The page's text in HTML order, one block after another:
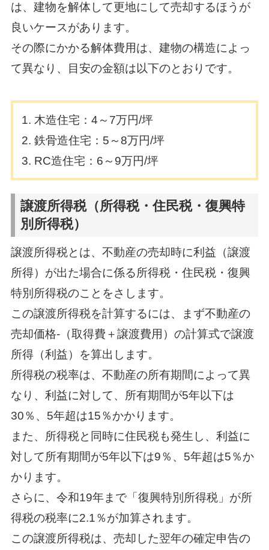
は、建物を解体して更地にして売却するほうが
良いケースがあります。
その際にかかる解体費用は、建物の構造によっ
て異なり、目安の金額は以下のとおりです。
木造住宅：4～7万円/坪
鉄骨造住宅：5～8万円/坪
RC造住宅：6～9万円/坪
譲渡所得税（所得税・住民税・復興特
別所得税）
譲渡所得税とは、不動産の売却時に利益（譲渡
所得）が出た場合に係る所得税・住民税・復興
特別所得税のことをさします。
この譲渡所得税を計算するには、まず不動産の
売却価格-（取得費＋譲渡費用）の計算式で譲渡
所得（利益）を算出します。
所得税の税率は、不動産の所有期間によって異
なり、利益に対して、所有期間が5年以下は
30％、5年超は15％かかります。
また、所得税と同時に住民税も発生し、利益に
対して所有期間が5年以下は9％、5年超は5％か
かります。
さらに、令和19年まで「復興特別所得税」が所
得税の税率に2.1％が加算されます。
この譲渡所得税は、売却した翌年の確定申告の